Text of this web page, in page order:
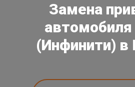
Замена
(Инфинити)